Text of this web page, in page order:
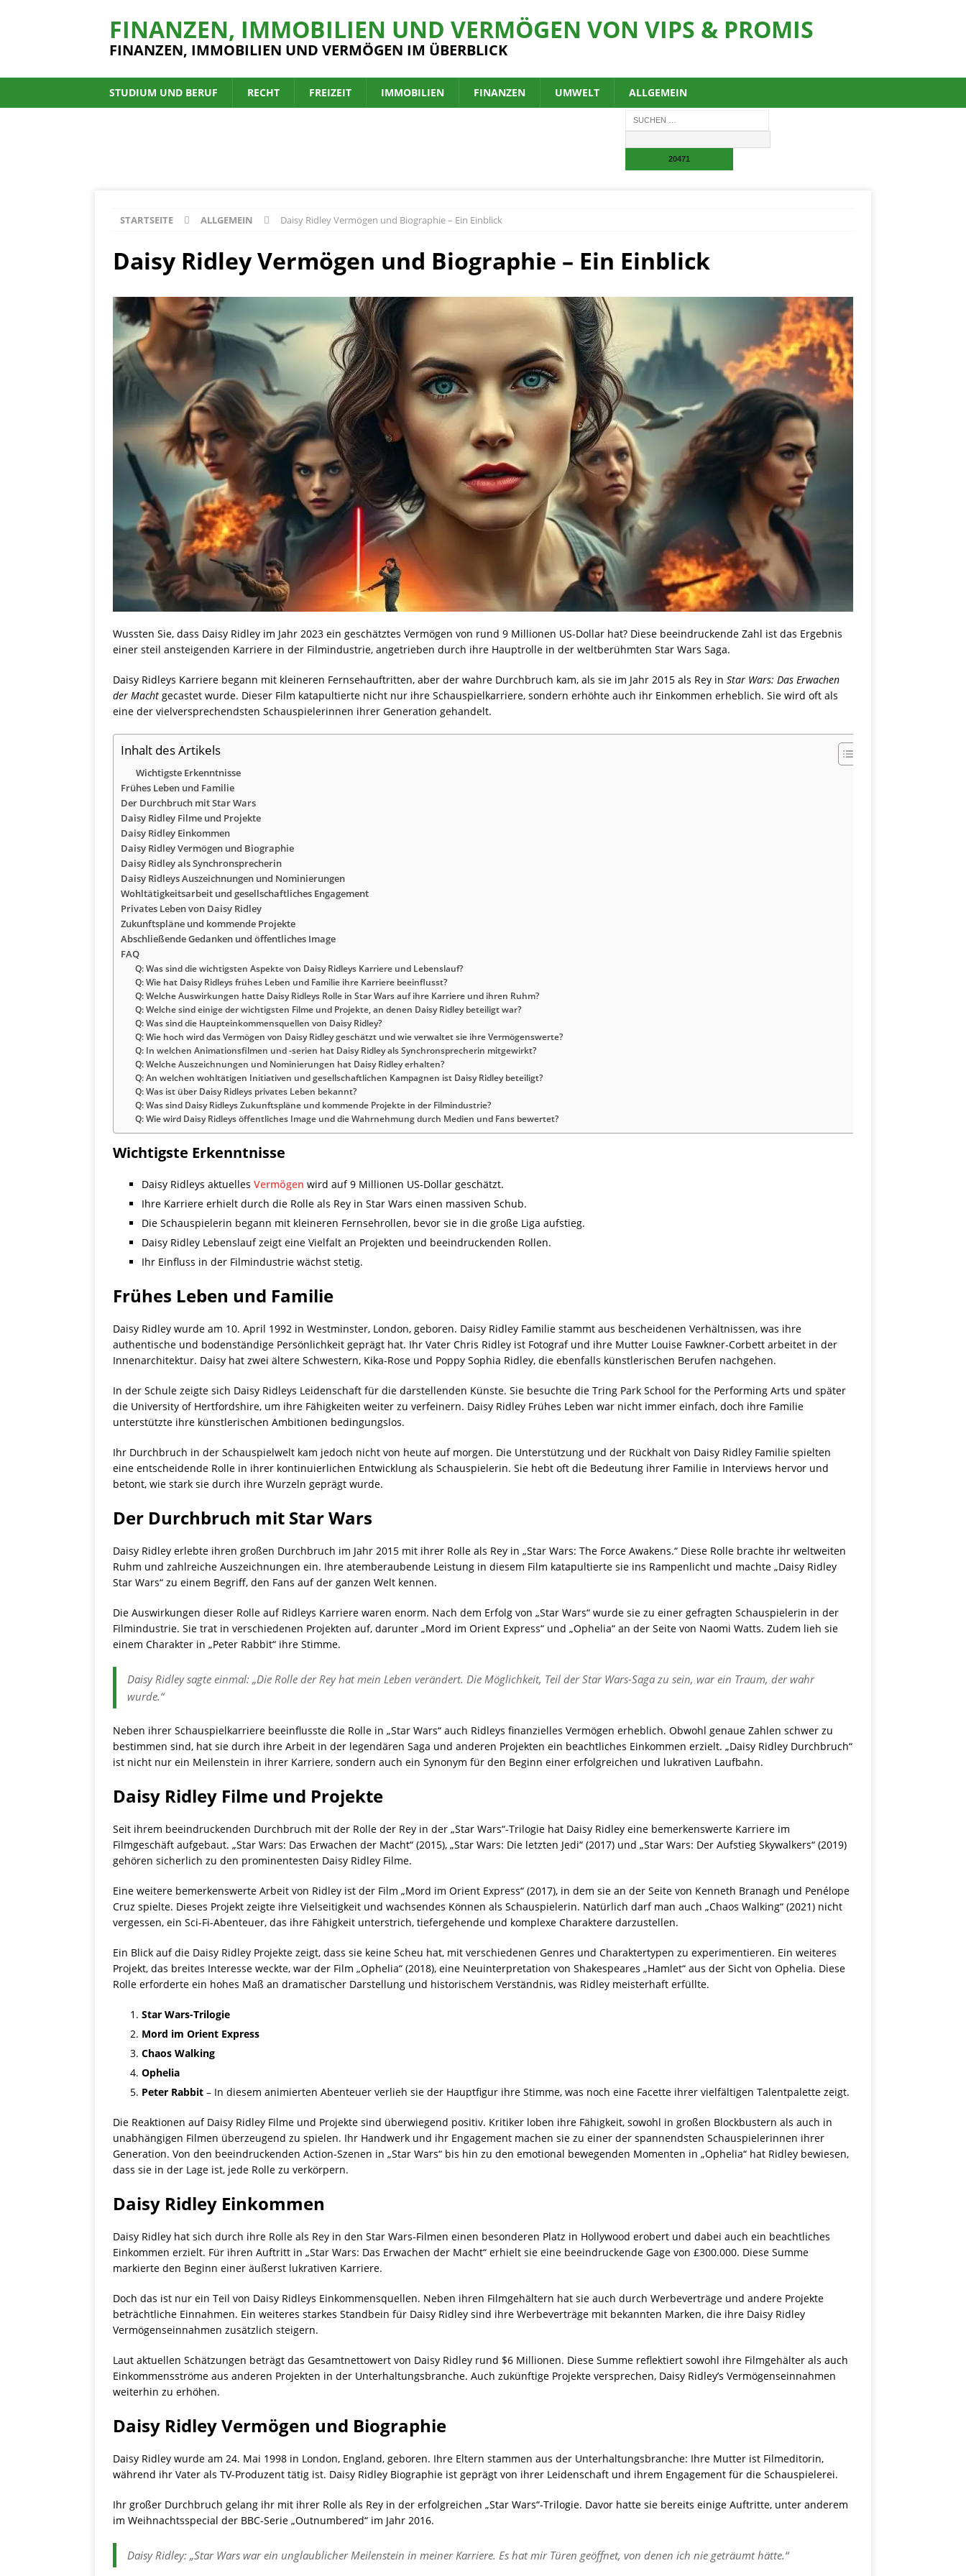
FINANZEN, IMMOBILIEN UND VERMÖGEN VON VIPS & PROMIS
FINANZEN, IMMOBILIEN UND VERMÖGEN IM ÜBERBLICK
STUDIUM UND BERUF RECHT FREIZEIT IMMOBILIEN FINANZEN UMWELT ALLGEMEIN
STARTSEITE ALLGEMEIN Daisy Ridley Vermögen und Biographie – Ein Einblick
Daisy Ridley Vermögen und Biographie – Ein Einblick
Wussten Sie, dass Daisy Ridley im Jahr 2023 ein geschätztes Vermögen von rund 9 Millionen US-Dollar hat? Diese beeindruckende Zahl ist das Ergebnis
einer steil ansteigenden Karriere in der Filmindustrie, angetrieben durch ihre Hauptrolle in der weltberühmten Star Wars Saga.
Daisy Ridleys Karriere begann mit kleineren Fernsehauftritten, aber der wahre Durchbruch kam, als sie im Jahr 2015 als Rey in Star Wars: Das Erwachen
der Macht gecastet wurde. Dieser Film katapultierte nicht nur ihre Schauspielkarriere, sondern erhöhte auch ihr Einkommen erheblich. Sie wird oft als
eine der vielversprechendsten Schauspielerinnen ihrer Generation gehandelt.
Inhalt des Artikels
Wichtigste Erkenntnisse
Frühes Leben und Familie
Der Durchbruch mit Star Wars
Daisy Ridley Filme und Projekte
Daisy Ridley Einkommen
Daisy Ridley Vermögen und Biographie
Daisy Ridley als Synchronsprecherin
Daisy Ridleys Auszeichnungen und Nominierungen
Wohltätigkeitsarbeit und gesellschaftliches Engagement
Privates Leben von Daisy Ridley
Zukunftspläne und kommende Projekte
Abschließende Gedanken und öffentliches Image
FAQ
Q: Was sind die wichtigsten Aspekte von Daisy Ridleys Karriere und Lebenslauf?
Q: Wie hat Daisy Ridleys frühes Leben und Familie ihre Karriere beeinflusst?
Q: Welche Auswirkungen hatte Daisy Ridleys Rolle in Star Wars auf ihre Karriere und ihren Ruhm?
Q: Welche sind einige der wichtigsten Filme und Projekte, an denen Daisy Ridley beteiligt war?
Q: Was sind die Haupteinkommensquellen von Daisy Ridley?
Q: Wie hoch wird das Vermögen von Daisy Ridley geschätzt und wie verwaltet sie ihre Vermögenswerte?
Q: In welchen Animationsfilmen und -serien hat Daisy Ridley als Synchronsprecherin mitgewirkt?
Q: Welche Auszeichnungen und Nominierungen hat Daisy Ridley erhalten?
Q: An welchen wohltätigen Initiativen und gesellschaftlichen Kampagnen ist Daisy Ridley beteiligt?
Q: Was ist über Daisy Ridleys privates Leben bekannt?
Q: Was sind Daisy Ridleys Zukunftspläne und kommende Projekte in der Filmindustrie?
Q: Wie wird Daisy Ridleys öffentliches Image und die Wahrnehmung durch Medien und Fans bewertet?
Wichtigste Erkenntnisse
Daisy Ridleys aktuelles Vermögen wird auf 9 Millionen US-Dollar geschätzt.
Ihre Karriere erhielt durch die Rolle als Rey in Star Wars einen massiven Schub.
Die Schauspielerin begann mit kleineren Fernsehrollen, bevor sie in die große Liga aufstieg.
Daisy Ridley Lebenslauf zeigt eine Vielfalt an Projekten und beeindruckenden Rollen.
Ihr Einfluss in der Filmindustrie wächst stetig.
Frühes Leben und Familie
Daisy Ridley wurde am 10. April 1992 in Westminster, London, geboren. Daisy Ridley Familie stammt aus bescheidenen Verhältnissen, was ihre
authentische und bodenständige Persönlichkeit geprägt hat. Ihr Vater Chris Ridley ist Fotograf und ihre Mutter Louise Fawkner-Corbett arbeitet in der
Innenarchitektur. Daisy hat zwei ältere Schwestern, Kika-Rose und Poppy Sophia Ridley, die ebenfalls künstlerischen Berufen nachgehen.
In der Schule zeigte sich Daisy Ridleys Leidenschaft für die darstellenden Künste. Sie besuchte die Tring Park School for the Performing Arts und später
die University of Hertfordshire, um ihre Fähigkeiten weiter zu verfeinern. Daisy Ridley Frühes Leben war nicht immer einfach, doch ihre Familie
unterstützte ihre künstlerischen Ambitionen bedingungslos.
Ihr Durchbruch in der Schauspielwelt kam jedoch nicht von heute auf morgen. Die Unterstützung und der Rückhalt von Daisy Ridley Familie spielten
eine entscheidende Rolle in ihrer kontinuierlichen Entwicklung als Schauspielerin. Sie hebt oft die Bedeutung ihrer Familie in Interviews hervor und
betont, wie stark sie durch ihre Wurzeln geprägt wurde.
Der Durchbruch mit Star Wars
Daisy Ridley erlebte ihren großen Durchbruch im Jahr 2015 mit ihrer Rolle als Rey in „Star Wars: The Force Awakens.“ Diese Rolle brachte ihr weltweiten
Ruhm und zahlreiche Auszeichnungen ein. Ihre atemberaubende Leistung in diesem Film katapultierte sie ins Rampenlicht und machte „Daisy Ridley
Star Wars“ zu einem Begriff, den Fans auf der ganzen Welt kennen.
Die Auswirkungen dieser Rolle auf Ridleys Karriere waren enorm. Nach dem Erfolg von „Star Wars“ wurde sie zu einer gefragten Schauspielerin in der
Filmindustrie. Sie trat in verschiedenen Projekten auf, darunter „Mord im Orient Express“ und „Ophelia“ an der Seite von Naomi Watts. Zudem lieh sie
einem Charakter in „Peter Rabbit“ ihre Stimme.
Daisy Ridley sagte einmal: „Die Rolle der Rey hat mein Leben verändert. Die Möglichkeit, Teil der Star Wars-Saga zu sein, war ein Traum, der wahr
wurde.“
Neben ihrer Schauspielkarriere beeinflusste die Rolle in „Star Wars“ auch Ridleys finanzielles Vermögen erheblich. Obwohl genaue Zahlen schwer zu
bestimmen sind, hat sie durch ihre Arbeit in der legendären Saga und anderen Projekten ein beachtliches Einkommen erzielt. „Daisy Ridley Durchbruch“
ist nicht nur ein Meilenstein in ihrer Karriere, sondern auch ein Synonym für den Beginn einer erfolgreichen und lukrativen Laufbahn.
Daisy Ridley Filme und Projekte
Seit ihrem beeindruckenden Durchbruch mit der Rolle der Rey in der „Star Wars“-Trilogie hat Daisy Ridley eine bemerkenswerte Karriere im
Filmgeschäft aufgebaut. „Star Wars: Das Erwachen der Macht“ (2015), „Star Wars: Die letzten Jedi“ (2017) und „Star Wars: Der Aufstieg Skywalkers“ (2019)
gehören sicherlich zu den prominentesten Daisy Ridley Filme.
Eine weitere bemerkenswerte Arbeit von Ridley ist der Film „Mord im Orient Express“ (2017), in dem sie an der Seite von Kenneth Branagh und Penélope
Cruz spielte. Dieses Projekt zeigte ihre Vielseitigkeit und wachsendes Können als Schauspielerin. Natürlich darf man auch „Chaos Walking“ (2021) nicht
vergessen, ein Sci-Fi-Abenteuer, das ihre Fähigkeit unterstrich, tiefergehende und komplexe Charaktere darzustellen.
Ein Blick auf die Daisy Ridley Projekte zeigt, dass sie keine Scheu hat, mit verschiedenen Genres und Charaktertypen zu experimentieren. Ein weiteres
Projekt, das breites Interesse weckte, war der Film „Ophelia“ (2018), eine Neuinterpretation von Shakespeares „Hamlet“ aus der Sicht von Ophelia. Diese
Rolle erforderte ein hohes Maß an dramatischer Darstellung und historischem Verständnis, was Ridley meisterhaft erfüllte.
Star Wars-Trilogie
Mord im Orient Express
Chaos Walking
Ophelia
Peter Rabbit – In diesem animierten Abenteuer verlieh sie der Hauptfigur ihre Stimme, was noch eine Facette ihrer vielfältigen Talentpalette zeigt.
Die Reaktionen auf Daisy Ridley Filme und Projekte sind überwiegend positiv. Kritiker loben ihre Fähigkeit, sowohl in großen Blockbustern als auch in
unabhängigen Filmen überzeugend zu spielen. Ihr Handwerk und ihr Engagement machen sie zu einer der spannendsten Schauspielerinnen ihrer
Generation. Von den beeindruckenden Action-Szenen in „Star Wars“ bis hin zu den emotional bewegenden Momenten in „Ophelia“ hat Ridley bewiesen,
dass sie in der Lage ist, jede Rolle zu verkörpern.
Daisy Ridley Einkommen
Daisy Ridley hat sich durch ihre Rolle als Rey in den Star Wars-Filmen einen besonderen Platz in Hollywood erobert und dabei auch ein beachtliches
Einkommen erzielt. Für ihren Auftritt in „Star Wars: Das Erwachen der Macht“ erhielt sie eine beeindruckende Gage von £300.000. Diese Summe
markierte den Beginn einer äußerst lukrativen Karriere.
Doch das ist nur ein Teil von Daisy Ridleys Einkommensquellen. Neben ihren Filmgehältern hat sie auch durch Werbeverträge und andere Projekte
beträchtliche Einnahmen. Ein weiteres starkes Standbein für Daisy Ridley sind ihre Werbeverträge mit bekannten Marken, die ihre Daisy Ridley
Vermögenseinnahmen zusätzlich steigern.
Laut aktuellen Schätzungen beträgt das Gesamtnettowert von Daisy Ridley rund $6 Millionen. Diese Summe reflektiert sowohl ihre Filmgehälter als auch
Einkommensströme aus anderen Projekten in der Unterhaltungsbranche. Auch zukünftige Projekte versprechen, Daisy Ridley’s Vermögenseinnahmen
weiterhin zu erhöhen.
Daisy Ridley Vermögen und Biographie
Daisy Ridley wurde am 24. Mai 1998 in London, England, geboren. Ihre Eltern stammen aus der Unterhaltungsbranche: Ihre Mutter ist Filmeditorin,
während ihr Vater als TV-Produzent tätig ist. Daisy Ridley Biographie ist geprägt von ihrer Leidenschaft und ihrem Engagement für die Schauspielerei.
Ihr großer Durchbruch gelang ihr mit ihrer Rolle als Rey in der erfolgreichen „Star Wars“-Trilogie. Davor hatte sie bereits einige Auftritte, unter anderem
im Weihnachtsspecial der BBC-Serie „Outnumbered“ im Jahr 2016.
Daisy Ridley: „Star Wars war ein unglaublicher Meilenstein in meiner Karriere. Es hat mir Türen geöffnet, von denen ich nie geträumt hätte.“